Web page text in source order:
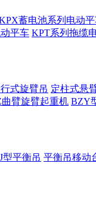
蓄电池系列电动
平车 KPT系列拖缆
式旋臂吊 定柱式悬
臂旋臂起重机 BZY
型平衡吊 平衡吊移动